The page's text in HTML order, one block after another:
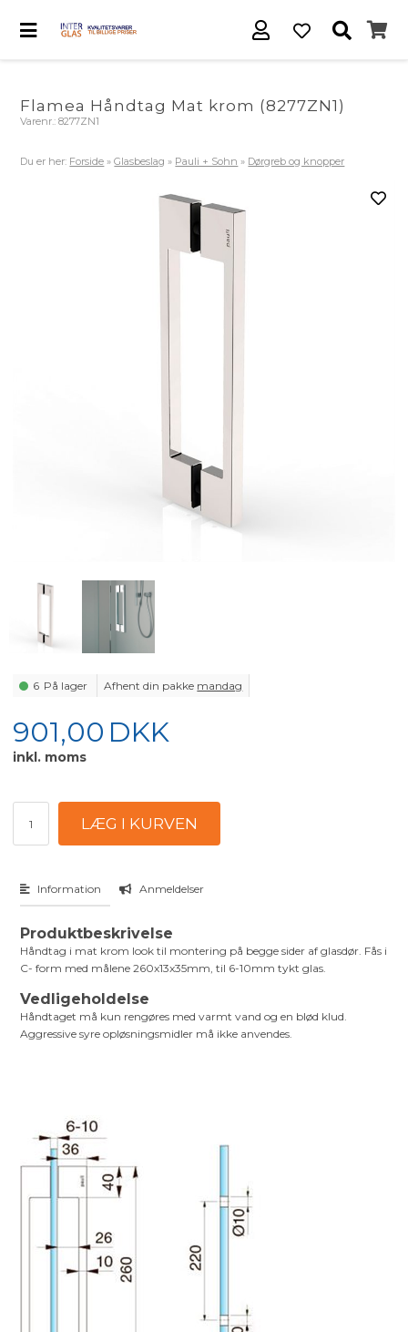
Flamea Håndtag Mat krom (8277ZN1)
Varenr.:8277ZN1
Du er her: Forside »Glasbeslag » Pauli + Sohn » Dørgreb og knopper
6 På lager Afhent din pakke mandag
901,00 DKK
inkl. moms
Information Anmeldelser
Produktbeskrivelse
Håndtag i mat krom look til montering på begge sider af glasdør. Fås i
C- form med målene 260x13x35mm, til 6-10mm tykt glas.
Vedligeholdelse
Håndtaget må kun rengøres med varmt vand og en blød klud.
Aggressive syre opløsningsmidler må ikke anvendes.